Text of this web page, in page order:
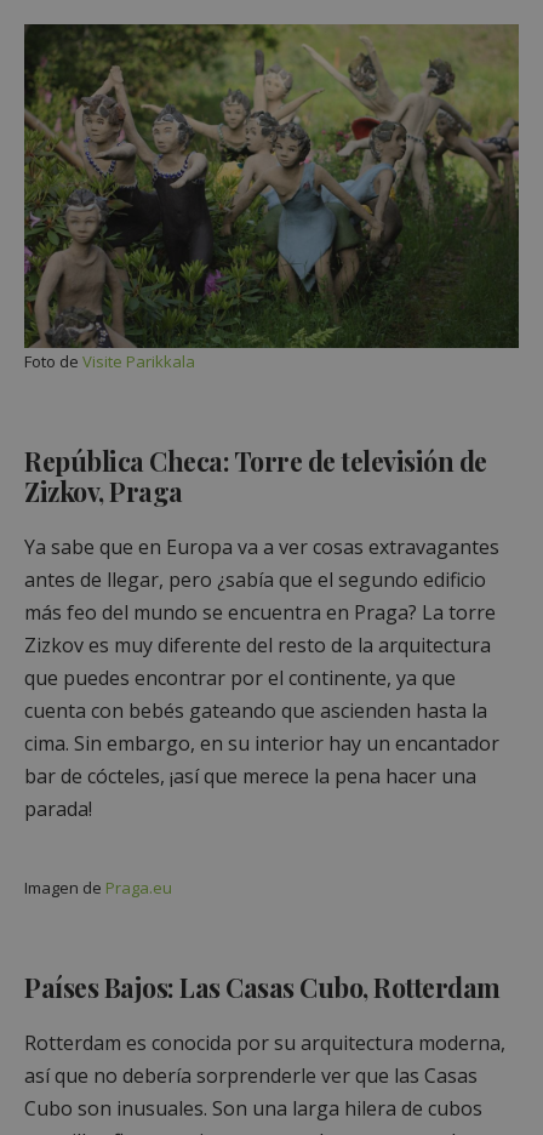
Foto de Visite Parikkala
República Checa: Torre de televisión de
Zizkov, Praga
Ya sabe que en Europa va a ver cosas extravagantes
antes de llegar, pero ¿sabía que el segundo edificio
más feo del mundo se encuentra en Praga? La torre
Zizkov es muy diferente del resto de la arquitectura
que puedes encontrar por el continente, ya que
cuenta con bebés gateando que ascienden hasta la
cima. Sin embargo, en su interior hay un encantador
bar de cócteles, ¡así que merece la pena hacer una
parada!
Imagen de Praga.eu
Países Bajos: Las Casas Cubo, Rotterdam
Rotterdam es conocida por su arquitectura moderna,
así que no debería sorprenderle ver que las Casas
Cubo son inusuales. Son una larga hilera de cubos